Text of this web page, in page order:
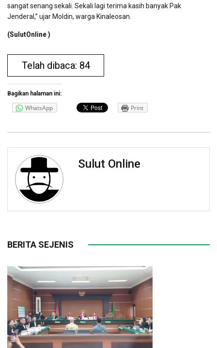
sangat senang sekali. Sekali lagi terima kasih banyak Pak
Jenderal,” ujar Moldin, warga Kinaleosan.
(SulutOnline )
Telah dibaca: 84
Bagikan halaman ini:
WhatsApp Print
Sulut Online
BERITA SEJENIS